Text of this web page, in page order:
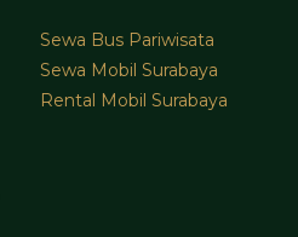
Sewa Bus Pariwisata
Sewa Mobil Surabaya
Rental Mobil Surabaya